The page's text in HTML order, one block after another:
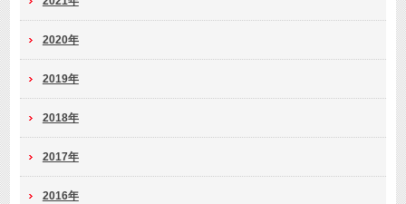
2020年
2019年
2018年
2017年
2016年